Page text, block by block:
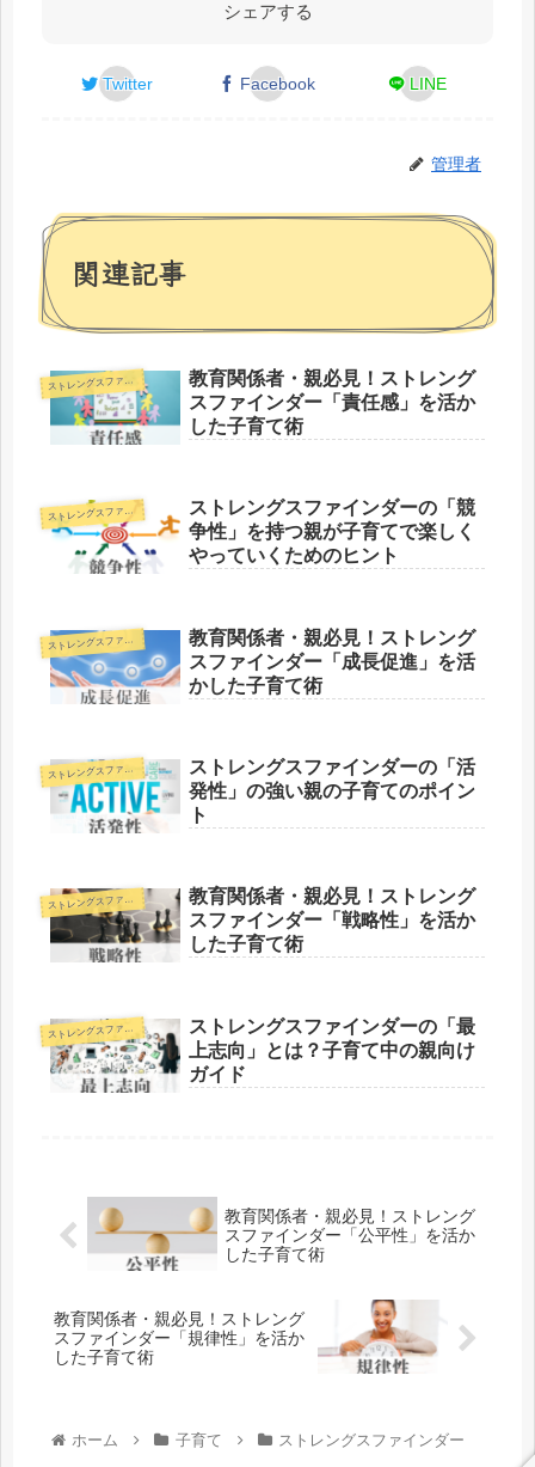
シェアする
Twitter Facebook LINE
管理者
関連記事
ス トレングスファインダー
教育関係者・親必見！ストレング
スファインダー「責任感」を活か
した子育て術
ス トレングスファインダー
ストレングスファインダーの「競
争性」を持つ親が子育てで楽しく
やっていくためのヒント
ス トレングスファインダー
教育関係者・親必見！ストレング
スファインダー「成長促進」を活
かした子育て術
ス トレングスファインダー
ストレングスファインダーの「活
発性」の強い親の子育てのポイン
ト
ス トレングスファインダー
教育関係者・親必見！ストレング
スファインダー「戦略性」を活か
した子育て術
ス トレングスファインダー
ストレングスファインダーの「最
上志向」とは？子育て中の親向け
ガイド
教育関係者・親必見！ストレング
スファインダー「公平性」を活か
した子育て術
教育関係者・親必見！ストレング
スファインダー「規律性」を活か
した子育て術
ホーム 子育て ストレングスファインダー